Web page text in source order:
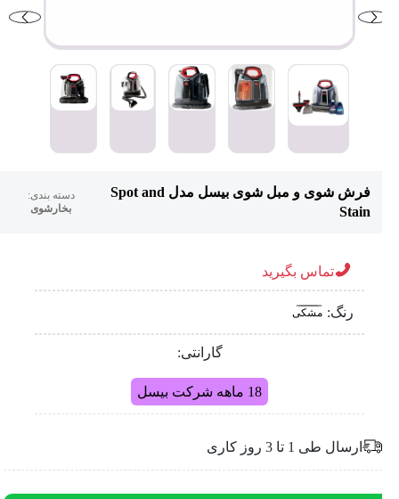
فرش شوی و مبل شوی بیسل مدل Spot and
Stain
دسته بندی:
بخارشوی
تماس بگیرید
رنگ: مشکی
گارانتی:
ارسال طی 1 تا 3 روز کاری